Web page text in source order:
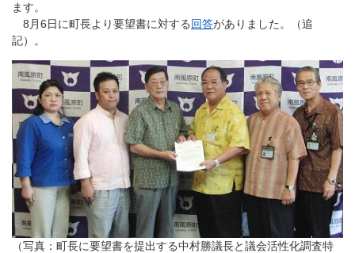
ます。
8月6日に町長より要望書に対する回答がありました。（追
記）。
（写真：町長に要望書を提出する中村勝議長と議会活性化調査特